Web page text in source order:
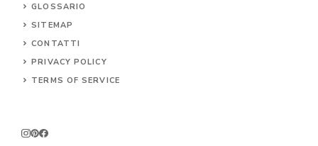
GLOSSARIO
SITEMAP
CONTATTI
PRIVACY POLICY
TERMS OF SERVICE